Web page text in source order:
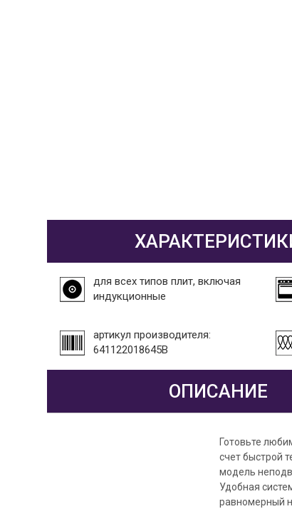
для всех типов плит, включая
индукционные
артикул производителя:
641122018645B
ОПИСАНИЕ
Готовьте
счет быстрой
модель
Удобная
равномерный